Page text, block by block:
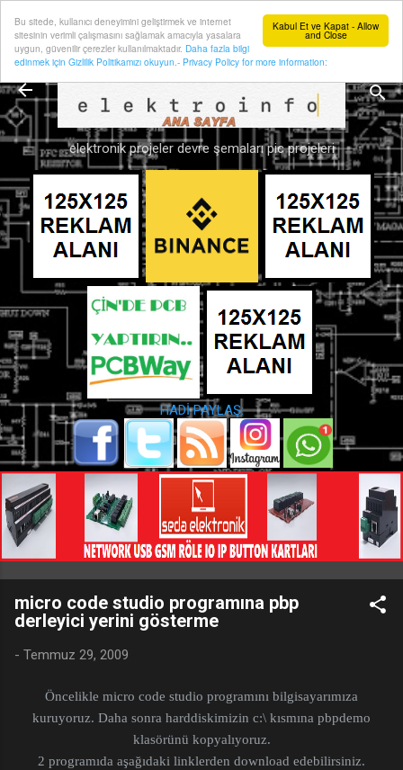
Kabul Et ve Kapat - Allow
and Close
Bu sitede, kullanıcı deneyimini geliştirmek ve internet
sitesinin verimli çalışmasını sağlamak amacıyla yasalara
uygun, güvenilir çerezler kullanılmaktadır. Daha fazla bilgi
edinmek için Gizlilik Politikamızı okuyun.- Privacy Policy for more information:
Ana içeriğe atla
elektronik projeler devre şemaları pic projeleri
HADİ PAYLAŞ:
micro code studio programına pbp
derleyici yerini gösterme
- Temmuz 29, 2009
Öncelikle micro code studio programını bilgisayarımıza
kuruyoruz. Daha sonra harddiskimizin c:\ kısmına pbpdemo
klasörünü kopyalıyoruz.
2 programıda aşağıdaki linklerden download edebilirsiniz.